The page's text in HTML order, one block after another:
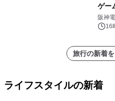
ゲー
ン色
阪神
16
旅行の新着
ライフスタイルの新着